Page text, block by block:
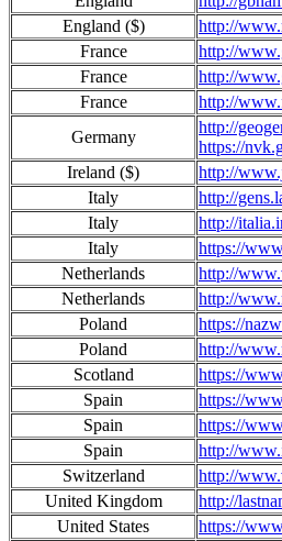
England ($)
http://
France
http://
France
http://
France
http://
Germany
http://
https://
Ireland ($)
http://
Italy
http://
Italy
http://
Italy
https://
Netherlands
http://
Netherlands
http://
Poland
https://
Poland
http://
Scotland
https://
Spain
https://
Spain
https://
Spain
http://
Switzerland
http://
United Kingdom
http://
United States
https://